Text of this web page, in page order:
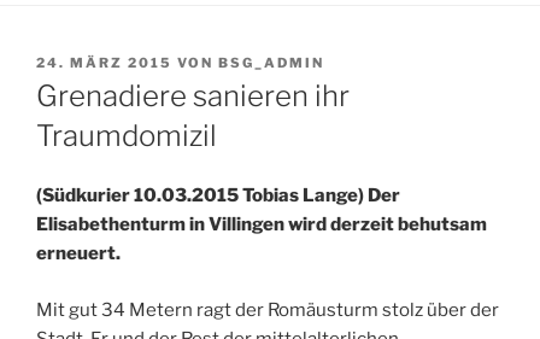
VERÖFFENTLICHT
AM
24. MÄRZ 2015 VON BSG_ADMIN
Grenadiere sanieren ihr
Traumdomizil
(Südkurier 10.03.2015 Tobias Lange) Der
Elisabethenturm in Villingen wird derzeit behutsam
erneuert.
Mit gut 34 Metern ragt der Romäusturm stolz über der